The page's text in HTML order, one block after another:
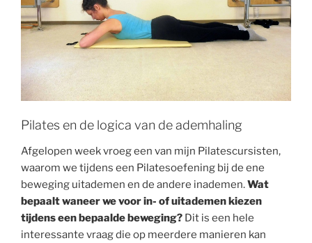
Pilates en de logica van de ademhaling
Afgelopen week vroeg een van mijn Pilatescursisten,
waarom we tijdens een Pilatesoefening bij de ene
beweging uitademen en de andere inademen.Wat
bepaalt waneer we voor in- of uitademen kiezen
tijdens een bepaalde beweging? Dit is een hele
interessante vraag die op meerdere manieren kan